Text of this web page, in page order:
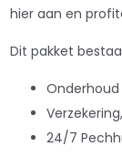
hier aan en
Dit pakket
24/7